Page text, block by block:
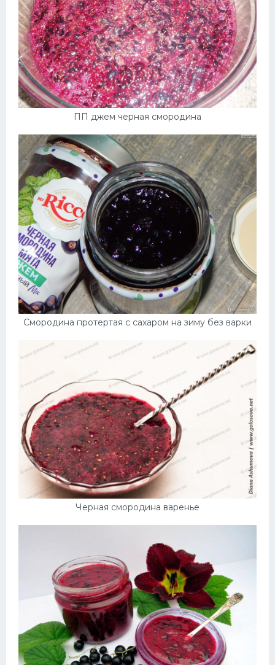
ПП джем черная смородина
Смородина протертая с сахаром на зиму без варки
Черная смородина варенье